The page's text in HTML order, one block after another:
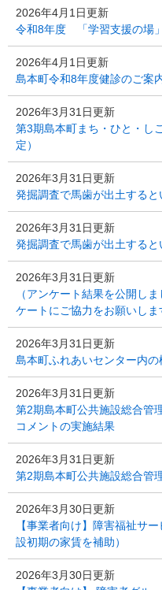
2026年4月1日更新
令和8年度 「学習支援の場
2026年4月1日更新
島本町令和8年度健診のご案
2026年3月31日更新
第3期島本町まち・ひと・し
定）
2026年3月31日更新
発掘調査で馬歯が出土すると
2026年3月31日更新
発掘調査で馬歯が出土すると
2026年3月31日更新
（アンケート結果を公開し
ケートにご協力をお願いしま
2026年3月31日更新
島本町ふれあいセンター内の
2026年3月31日更新
第2期島本町公共施設総合管
コメントの実施結果
2026年3月31日更新
第2期島本町公共施設総合管
2026年3月30日更新
【事業者向け】障害福祉サ
設初期の家賃を補助）
2026年3月30日更新